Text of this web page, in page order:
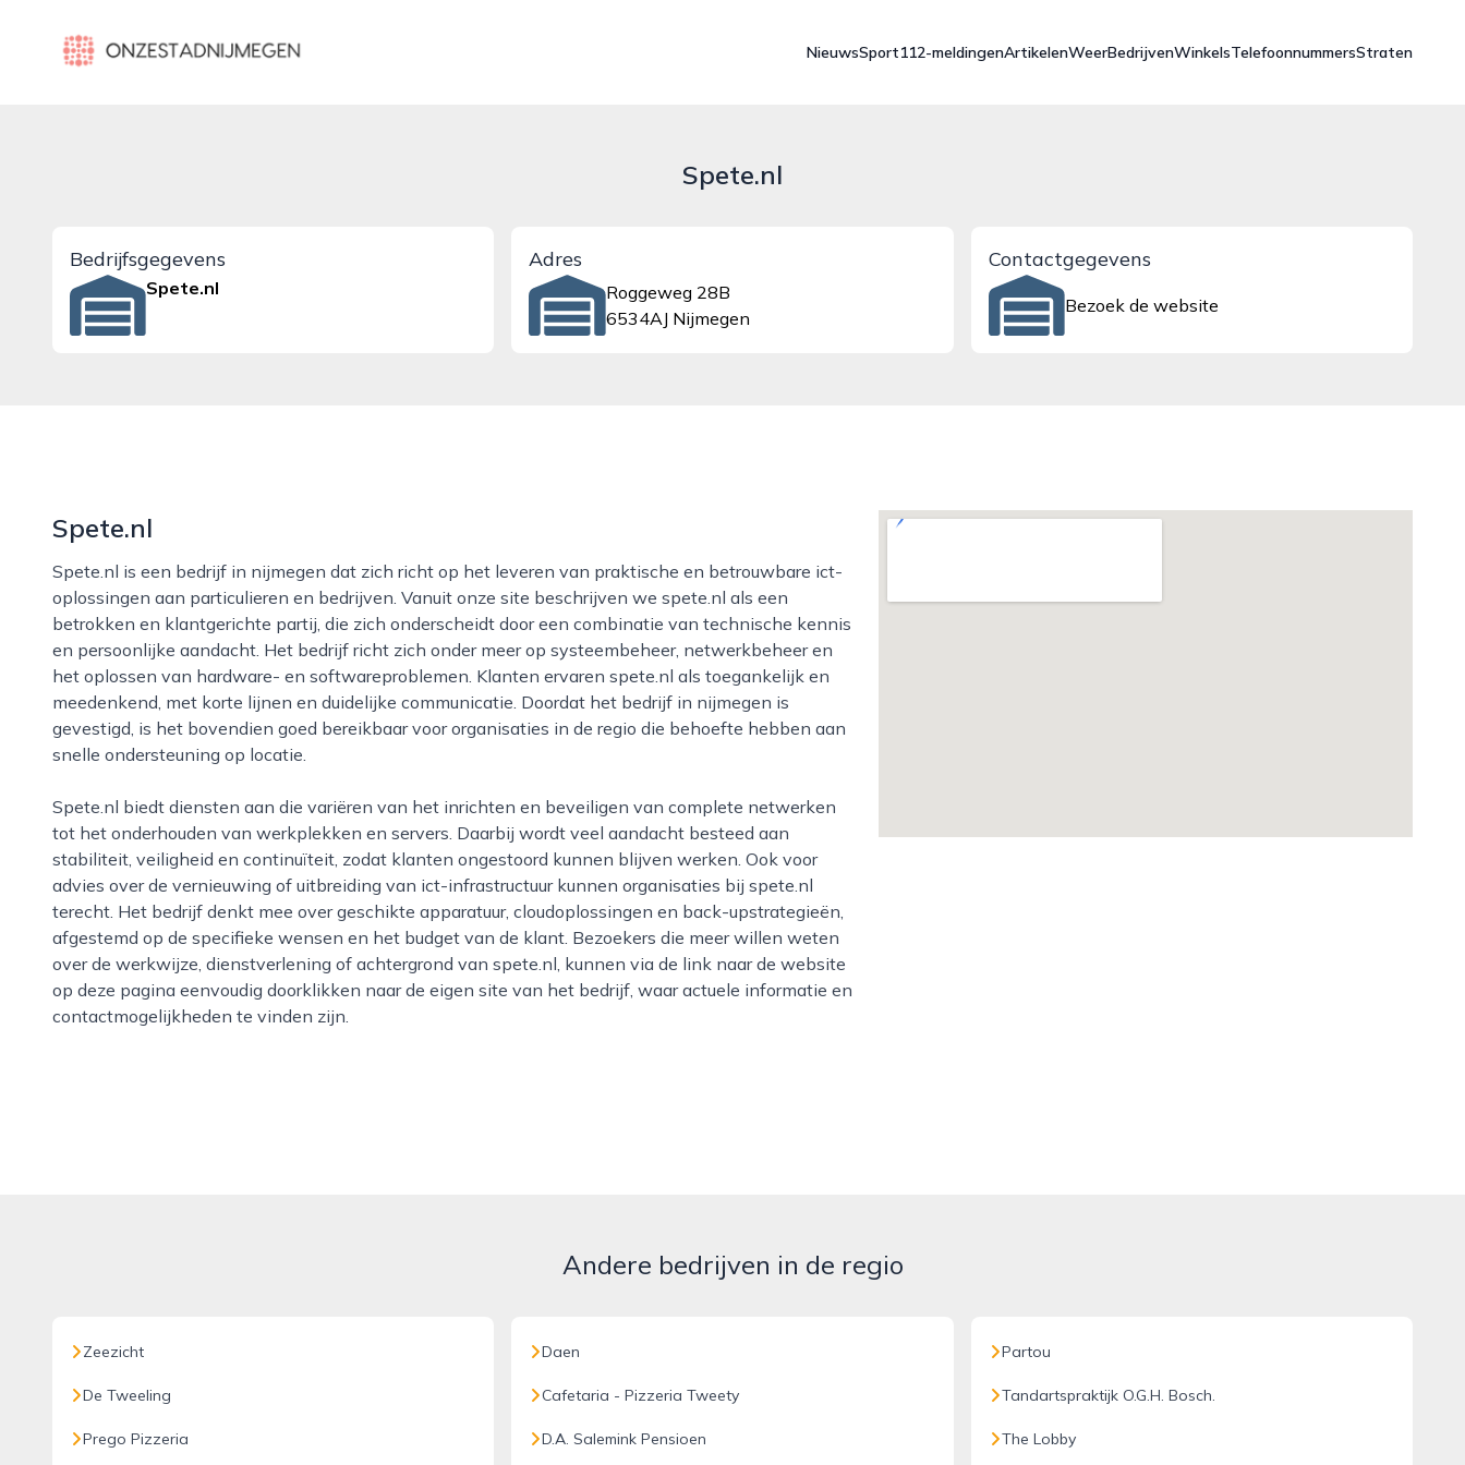
onzestadnijmegen.nl
NieuwsSport112-meldingenArtikelenWeerBedrijvenWinkelsTelefoonnummersStraten
Spete.nl
Bedrijfsgegevens
Spete.nl
Adres
Roggeweg 28B
6534AJ Nijmegen
Contactgegevens
Bezoek de website
Spete.nl
Spete.nl is een bedrijf in nijmegen dat zich richt op het leveren van praktische en betrouwbare ict-
oplossingen aan particulieren en bedrijven. Vanuit onze site beschrijven we spete.nl als een
betrokken en klantgerichte partij, die zich onderscheidt door een combinatie van technische kennis
en persoonlijke aandacht. Het bedrijf richt zich onder meer op systeembeheer, netwerkbeheer en
het oplossen van hardware- en softwareproblemen. Klanten ervaren spete.nl als toegankelijk en
meedenkend, met korte lijnen en duidelijke communicatie. Doordat het bedrijf in nijmegen is
gevestigd, is het bovendien goed bereikbaar voor organisaties in de regio die behoefte hebben aan
snelle ondersteuning op locatie.
Spete.nl biedt diensten aan die variëren van het inrichten en beveiligen van complete netwerken
tot het onderhouden van werkplekken en servers. Daarbij wordt veel aandacht besteed aan
stabiliteit, veiligheid en continuïteit, zodat klanten ongestoord kunnen blijven werken. Ook voor
advies over de vernieuwing of uitbreiding van ict-infrastructuur kunnen organisaties bij spete.nl
terecht. Het bedrijf denkt mee over geschikte apparatuur, cloudoplossingen en back-upstrategieën,
afgestemd op de specifieke wensen en het budget van de klant. Bezoekers die meer willen weten
over de werkwijze, dienstverlening of achtergrond van spete.nl, kunnen via de link naar de website
op deze pagina eenvoudig doorklikken naar de eigen site van het bedrijf, waar actuele informatie en
contactmogelijkheden te vinden zijn.
Andere bedrijven in de regio
Zeezicht
De Tweeling
Prego Pizzeria
Daen
Cafetaria - Pizzeria Tweety
D.A. Salemink Pensioen
Partou
Tandartspraktijk O.G.H. Bosch.
The Lobby